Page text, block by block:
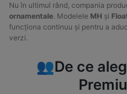
Nu în ultimul rând, compania
ornamentale . Modelele MH și
funcționa continuu și pentru a
verzi.
👥De ce